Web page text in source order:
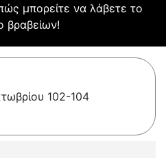
μπορείτε να λάβετε το
βραβείων!
102-104